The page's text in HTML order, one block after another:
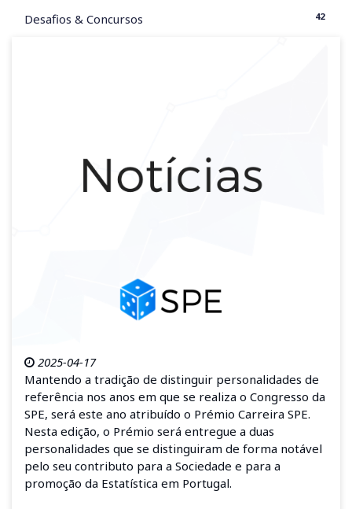
Desafios & Concursos 42
2025-04-17
Mantendo a tradição de distinguir personalidades de
referência nos anos em que se realiza o Congresso da
SPE, será este ano atribuído o Prémio Carreira SPE.
Nesta edição, o Prémio será entregue a duas
personalidades que se distinguiram de forma notável
pelo seu contributo para a Sociedade e para a
promoção da Estatística em Portugal.